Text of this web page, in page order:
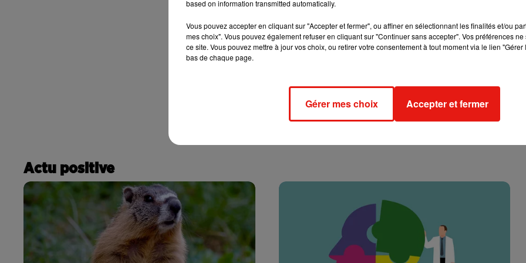
Actu positive
based on information transmitted automatically.
Vous pouvez accepter en cliquant sur "Accepter et fermer", ou affiner en sélectionnant les finalités et/ou
mes choix". Vous pouvez également refuser en cliquant sur "Continuer sans accepter". Vos préférences
ce site. Vous pouvez mettre à jour vos choix, ou retirer votre consentement à tout moment via le lien
bas de chaque page.
Gérer mes choix Accepter et fermer